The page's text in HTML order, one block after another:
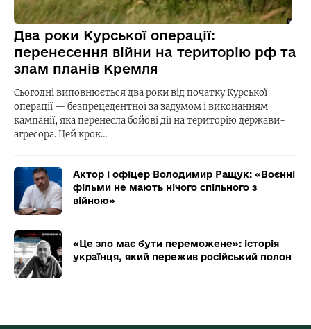
Два роки Курської операції:
перенесення війни на територію рф та
злам планів Кремля
Сьогодні виповнюється два роки від початку Курської
операції — безпрецедентної за задумом і виконанням
кампанії, яка перенесла бойові дії на територію держави-
агресора. Цей крок…
Актор і офіцер Володимир Ращук: «Воєнні
фільми не мають нічого спільного з
війною»
«Це зло має бути переможене»: історія
українця, який пережив російський полон